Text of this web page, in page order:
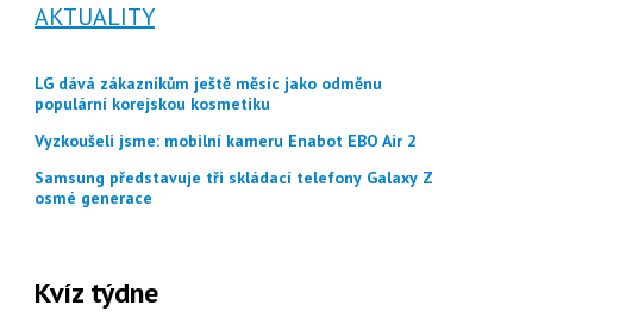
AKTUALITY
LG dává zákazníkům ještě měsíc jako odměnu
populární korejskou kosmetiku
Vyzkoušeli jsme: mobilní kameru Enabot EBO Air 2
Samsung představuje tři skládací telefony Galaxy Z
osmé generace
Kvíz týdne